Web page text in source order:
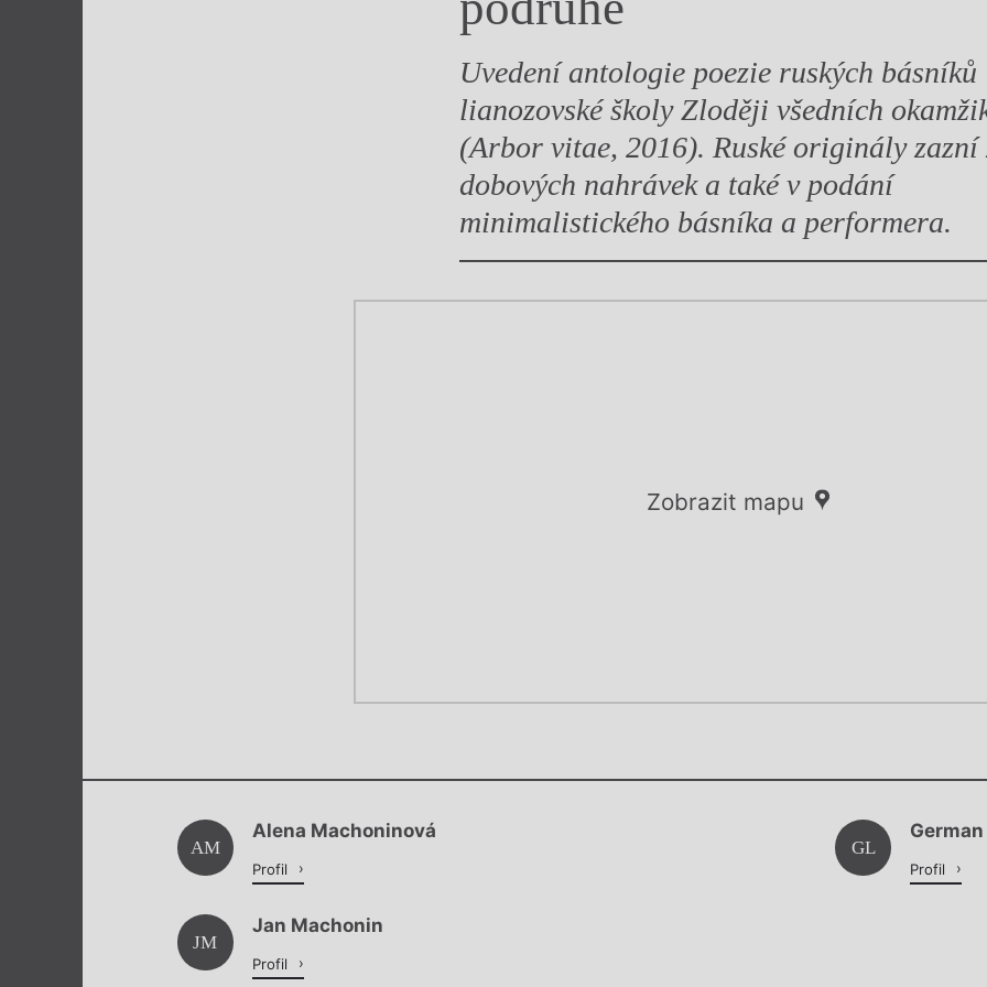
Výroční ceny
Uvedení antologie poezie ruských básníků
lianozovské školy Zloději všedních
(Arbor vitae, 2016). Ruské originály zazní
dobových nahrávek a také v podání
minimalistického básníka a performera.
Zobrazit mapu
Chviličku.
AM
Alena Machoninová
Profil
GL
Profil
JM
Jan Machonin
Profil